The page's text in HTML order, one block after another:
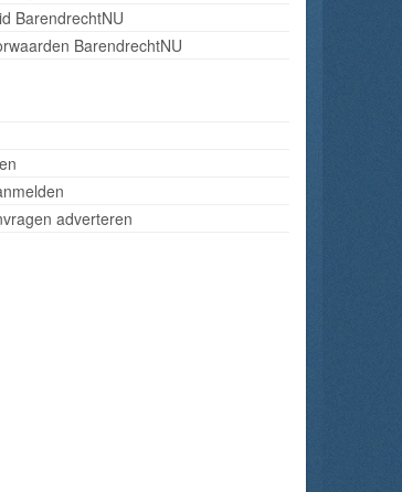
BarendrechtNU
BarendrechtNU
adverteren